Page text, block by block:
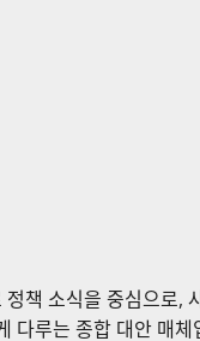
정책 소식을 중심으로,
다루는 종합 대안 매체